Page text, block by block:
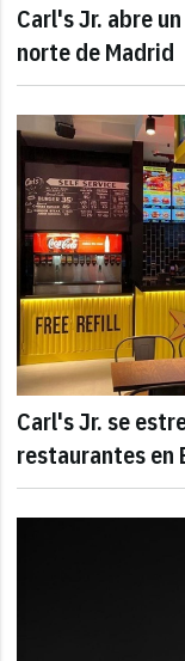
Carl's Jr. abre
norte de Madrid
Carl's Jr. se
restaurantes en